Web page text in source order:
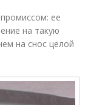
ее
на такую
на снос целой